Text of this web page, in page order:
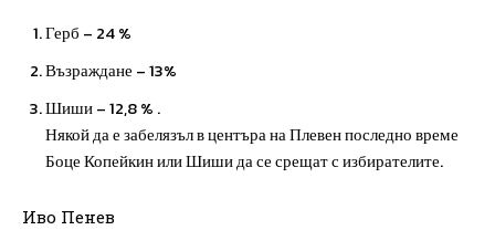
Герб – 24 %
Възраждане – 13%
Шиши – 12,8 % .
Някой да е забелязъл в центъра на Плевен последно време
Боце Копейкин или Шиши да се срещат с избирателите.
Иво Пенев